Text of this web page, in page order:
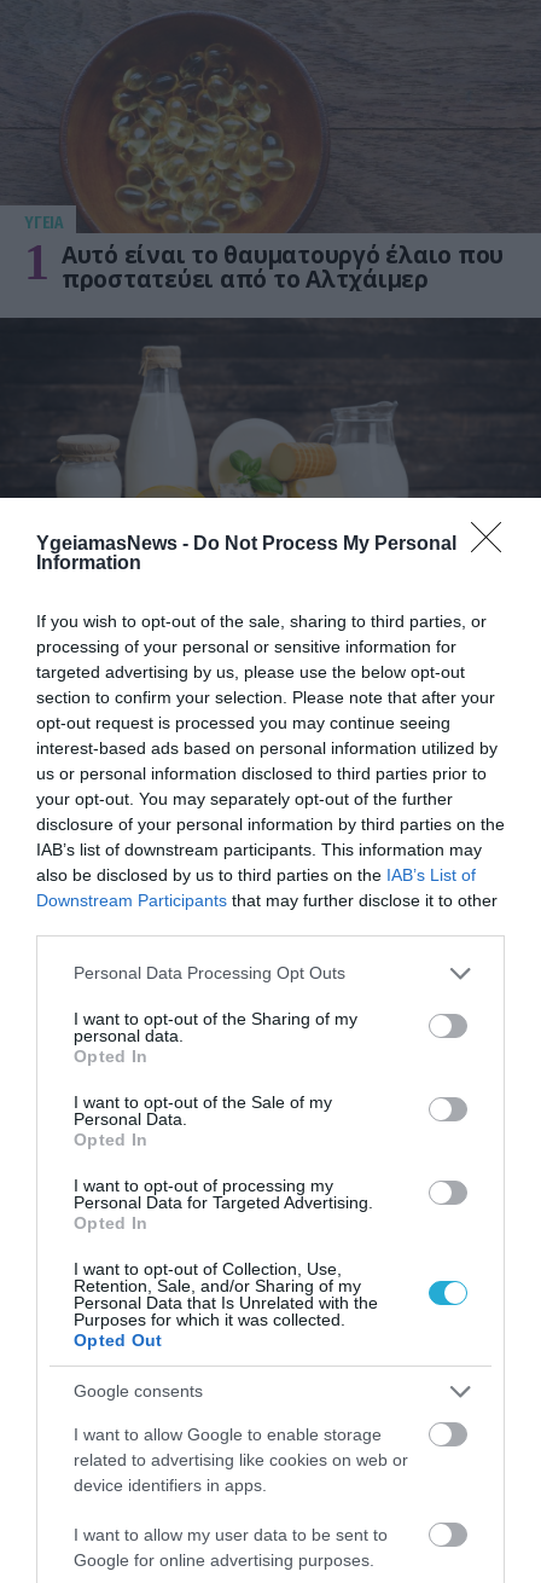
YgeiamasNews - Do Not Process My Personal
Information
If you wish to opt-out of the sale, sharing to third parties, or
processing of your personal or sensitive information for
targeted advertising by us, please use the below opt-out
section to confirm your selection. Please note that after your
opt-out request is processed you may continue seeing
interest-based ads based on personal information utilized by
us or personal information disclosed to third parties prior to
your opt-out. You may separately opt-out of the further
disclosure of your personal information by third parties on the
IAB’s list of downstream participants. This information may
also be disclosed by us to third parties on the IAB’s List of
Downstream Participants that may further disclose it to other
Please note that this website/app uses one or more Google
not limited to your visit or usage behaviour. You may click to
grant or deny consent to Google and its third-party tags to
use your data for below specified purposes in below Google
consent section.
Personal Data Processing Opt Outs
I want to opt-out of the Sharing of my
personal data.
Opted In
I want to opt-out of the Sale of my
Personal Data.
Opted In
I want to opt-out of processing my
Personal Data for Targeted Advertising.
Opted In
I want to opt-out of Collection, Use,
Retention, Sale, and/or Sharing of my
Personal Data that Is Unrelated with the
Purposes for which it was collected.
Opted Out
Google consents
I want to allow Google to enable storage
related to advertising like cookies on web or
device identifiers in apps.
I want to allow my user data to be sent to
Google for online advertising purposes.
ΥΓΕΙΑ
1 Αυτό είναι το θαυματουργό έλαιο που
προστατεύει από το Αλτχάιμερ
ΥΓΕΙΑ
γάλα!
ΦΑΡΜΑΚΑ
3 Ανατροπή δεδομένων στα εμβόλια
πλέον στις ΗΠΑ από COVID-19
Ποιοι είναι οι φυσιολογικοί καρδιακοί
παλμοί και ποια τα επικίνδυνα όρια –
Πότε πρέπει να ανησυχήσετε
ΠΕΡΙΣΣΟΤΕΡΑ